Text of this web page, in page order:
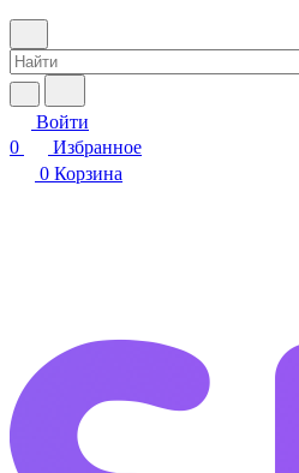
Войти
0
Избранное
0 Корзина